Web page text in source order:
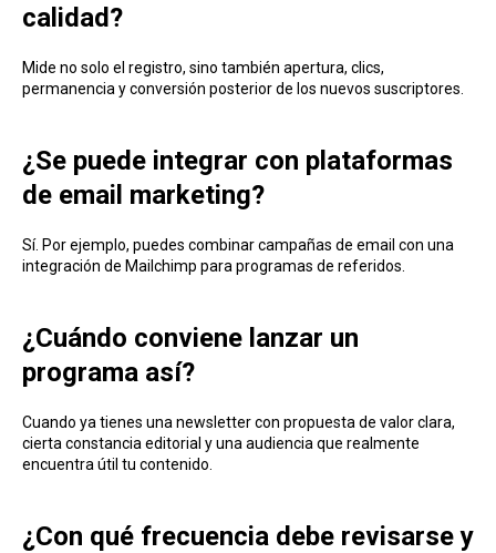
calidad?
Mide no solo el registro, sino también apertura, clics,
permanencia y conversión posterior de los nuevos suscriptores.
¿Se puede integrar con plataformas
de email marketing?
Sí. Por ejemplo, puedes combinar campañas de email con una
integración de Mailchimp para programas de referidos.
¿Cuándo conviene lanzar un
programa así?
Cuando ya tienes una newsletter con propuesta de valor clara,
cierta constancia editorial y una audiencia que realmente
encuentra útil tu contenido.
¿Con qué frecuencia debe revisarse y